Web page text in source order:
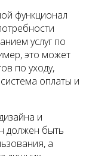
функционал
услуг по
это может
по уходу,
оплаты и
и
должен быть
а